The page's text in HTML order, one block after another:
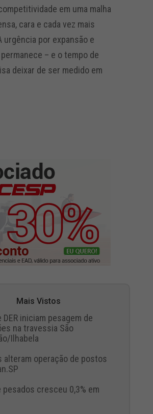
em uma malha
cara e cada vez mais
urgência por expansão e
– e o tempo de
deixar de ser medido em
Mais Vistos
DER iniciam pesagem de
na travessia São
Ilhabela
alteram operação de postos
pesados cresceu 0,3% em